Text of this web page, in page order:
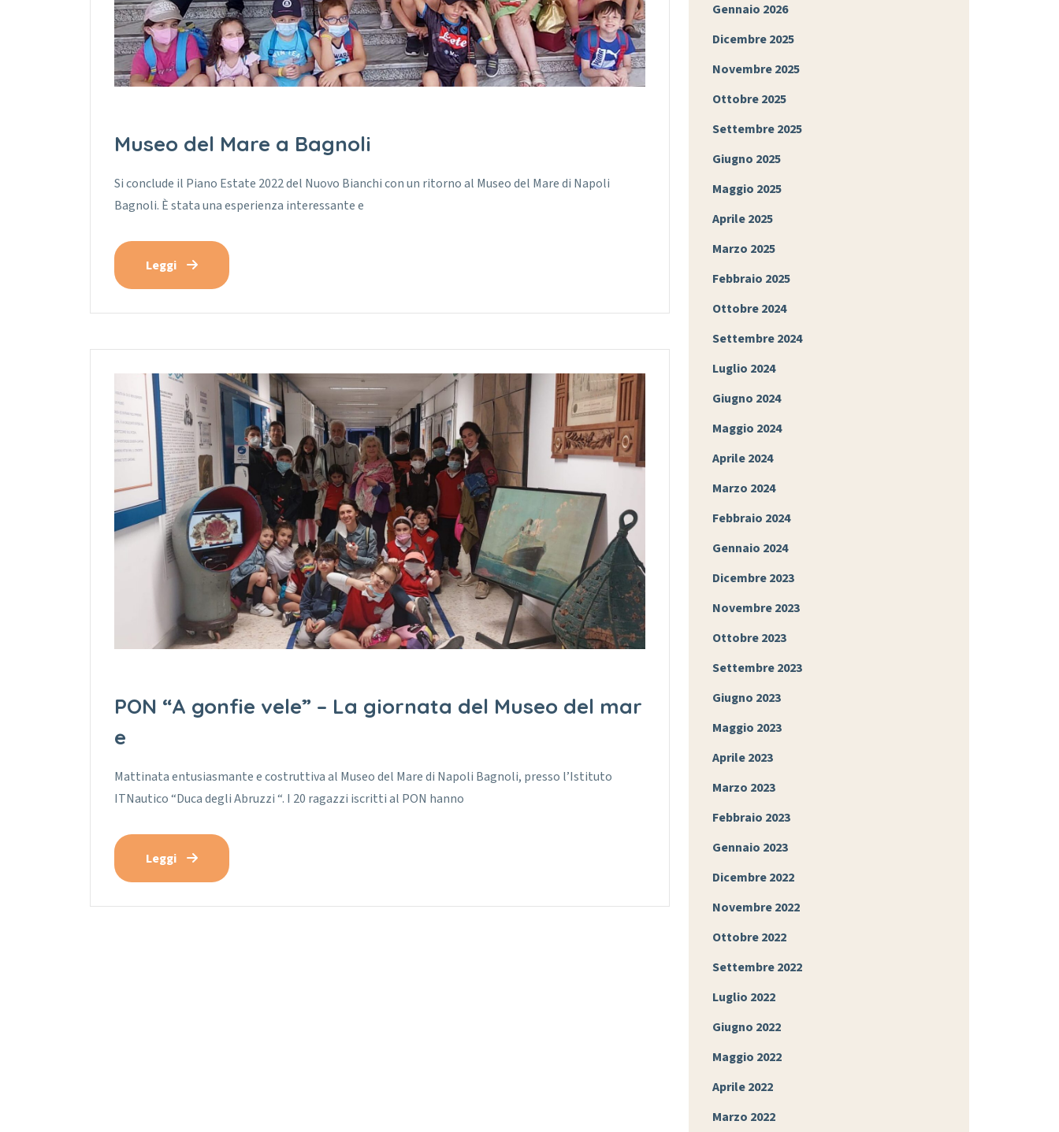
Museo del Mare a Bagnoli
Si conclude il Piano Estate 2022 del Nuovo Bianchi con un ritorno al Museo del Mare di Napoli
Bagnoli. È stata una esperienza interessante e
Leggi
PON “A gonfie vele” – La giornata del Museo del mar
e
Mattinata entusiasmante e costruttiva al Museo del Mare di Napoli Bagnoli, presso l’Istituto
ITNautico “Duca degli Abruzzi “. I 20 ragazzi iscritti al PON hanno
Leggi
Gennaio 2026
Dicembre 2025
Novembre 2025
Ottobre 2025
Settembre 2025
Giugno 2025
Maggio 2025
Aprile 2025
Marzo 2025
Febbraio 2025
Ottobre 2024
Settembre 2024
Luglio 2024
Giugno 2024
Maggio 2024
Aprile 2024
Marzo 2024
Febbraio 2024
Gennaio 2024
Dicembre 2023
Novembre 2023
Ottobre 2023
Settembre 2023
Giugno 2023
Maggio 2023
Aprile 2023
Marzo 2023
Febbraio 2023
Gennaio 2023
Dicembre 2022
Novembre 2022
Ottobre 2022
Settembre 2022
Luglio 2022
Giugno 2022
Maggio 2022
Aprile 2022
Marzo 2022